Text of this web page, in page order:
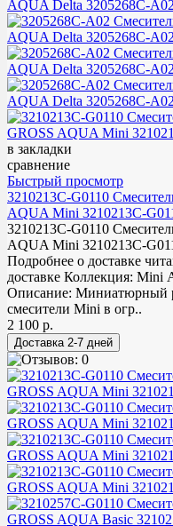
в закладки
сравнение
Быстрый просмотр
3210213C-G0110
AQUA Mini 3210213C-
3210213C-G0110
AQUA Mini 3210213C-
Подробнее о доставке
доставке Коллекция: Mini
Описание: Миниатюрный
смесители Mini в огр..
2 100 р.